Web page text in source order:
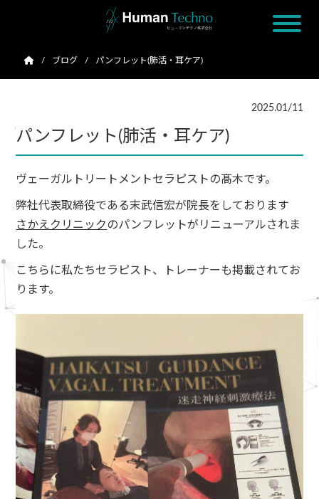
ブログ パンフレット(肺活・耳ケア)
2025.01/11
パンフレット(肺活・耳ケア)
ヴェーガルトリートメントセラピストの髙木です。
弊社代表取締役である末武信宏が院長をしております
さかえクリニック のパンフレットがリニューアルされま
した。
こちらに私たちセラピスト、トレーナーも掲載されてお
ります。